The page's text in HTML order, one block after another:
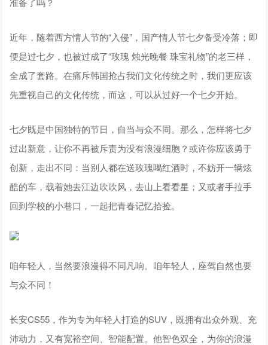
近年，随着西方情人节的“入侵”，国产情人节七夕备受冷落；即
便是过七夕，也被过成了“玫瑰 烛光晚餐 珠宝礼物”的老三样，
全成了套路。在痛斥韩国抢占我们文化传统之时，我们更应该
先重视自己的文化传统，而这，可以从过好一个七夕开始。
七夕既是中国独特的节日，自当与众不同。那么，怎样将七夕
过出新意，让你不再被斥责为没有浪漫细胞？或许你应该勇于
创新，走出不同：当别人都在送玫瑰喝红酒时，不妨开一辆炫
酷的车，载着她去江边吹吹风，去山上看看星；又或者手拉手
回到学校的小巷口，一起把青春记忆拾捡。
咱年轻人，当然要浪漫得不同凡响。咱年轻人，座驾自然也要
与众不同！
长安CS55，作为专为年轻人打造的SUV，既拥有出众外观、充
沛动力，又有宽裕空间、智能配置。他智色双全，为你的浪漫